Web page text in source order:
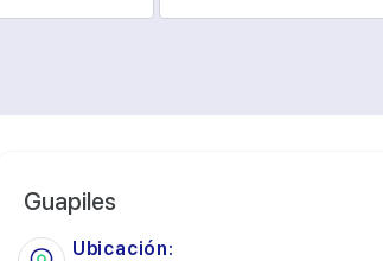
Guapiles
Ubicación: